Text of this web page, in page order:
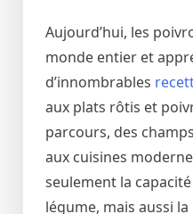
Aujourd’hui, les
monde entier et
d’innombrables
aux plats rôtis et
parcours, des
aux cuisines
seulement la
légume, mais aussi